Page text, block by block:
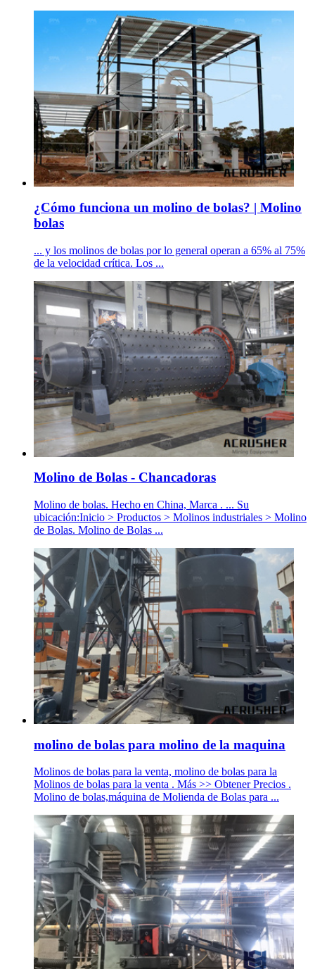
¿Cómo funciona un molino de bolas? | Molino
bolas
... y los molinos de bolas por lo general operan a 65% al 75%
de la velocidad crítica. Los ...
Molino de Bolas - Chancadoras
Molino de bolas. Hecho en China, Marca . ... Su
ubicación:Inicio > Productos > Molinos industriales > Molino
de Bolas. Molino de Bolas ...
molino de bolas para molino de la maquina
Molinos de bolas para la venta, molino de bolas para la
Molinos de bolas para la venta . Más >> Obtener Precios .
Molino de bolas,máquina de Molienda de Bolas para ...